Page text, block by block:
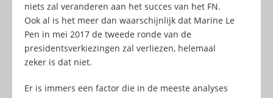
niets zal veranderen aan het succes van het FN.
Ook al is het meer dan waarschijnlijk dat Marine Le
Pen in mei 2017 de tweede ronde van de
presidentsverkiezingen zal verliezen, helemaal
zeker is dat niet.
Er is immers een factor die in de meeste analyses